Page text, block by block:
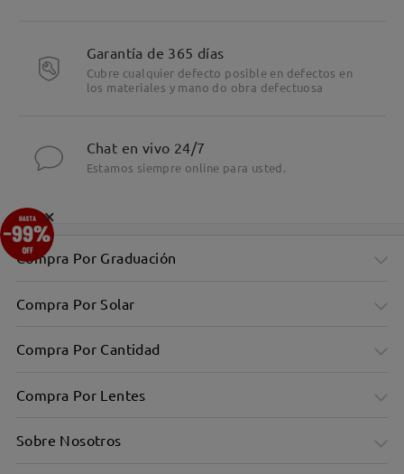
Garantía de 365 días
Cubre cualquier defecto posible en defectos en
los materiales y mano do obra defectuosa
Chat en vivo 24/7
Estamos siempre online para usted.
Compra Por Graduación
Compra Por Solar
Compra Por Cantidad
Compra Por Lentes
Sobre Nosotros
×